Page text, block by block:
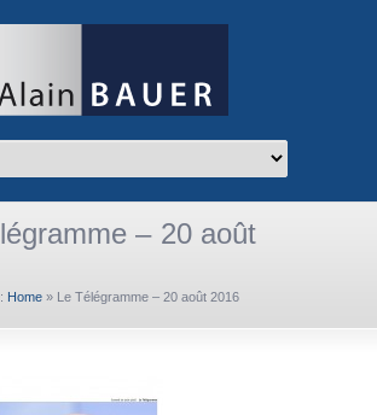
– 20 août
Home » Le Télégramme – 20 août 2016